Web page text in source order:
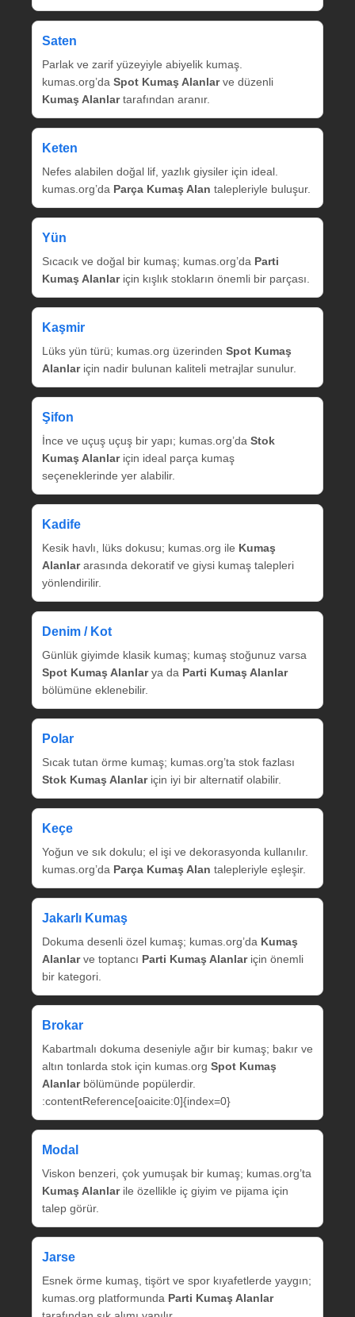
Saten
Parlak ve zarif yüzeyiyle abiyelik kumaş.
kumas.org’da Spot Kumaş Alanlarve düzenli
Kumaş Alanlartarafından aranır.
Keten
Nefes alabilen doğal lif, yazlık giysiler için ideal.
kumas.org’da Parça Kumaş Alan talepleriyle buluşur.
Yün
Sıcacık ve doğal bir kumaş; kumas.org’da Parti
Kumaş Alanlariçin kışlık stokların önemli bir parçası.
Kaşmir
Lüks yün türü; kumas.org üzerinden Spot Kumaş
Alanlariçin nadir bulunan kaliteli metrajlar sunulur.
Şifon
İnce ve uçuş uçuş bir yapı; kumas.org’da Stok
Kumaş Alanlariçin ideal parça kumaş
seçeneklerinde yer alabilir.
Kadife
Kesik havlı, lüks dokusu; kumas.org ile Kumaş
Alanlararasında dekoratif ve giysi kumaş talepleri
yönlendirilir.
Denim / Kot
Günlük giyimde klasik kumaş; kumaş stoğunuz varsa
Spot Kumaş Alanlarya da Parti Kumaş Alanlar
bölümüne eklenebilir.
Polar
Sıcak tutan örme kumaş; kumas.org’ta stok fazlası
Stok Kumaş Alanlariçin iyi bir alternatif olabilir.
Keçe
Yoğun ve sık dokulu; el işi ve dekorasyonda kullanılır.
kumas.org’da Parça Kumaş Alan talepleriyle eşleşir.
Jakarlı Kumaş
Dokuma desenli özel kumaş; kumas.org’da Kumaş
Alanlarve toptancı Parti Kumaş Alanlariçin önemli
bir kategori.
Brokar
Kabartmalı dokuma deseniyle ağır bir kumaş; bakır ve
altın tonlarda stok için kumas.org Spot Kumaş
Alanlarbölümünde popülerdir.
:contentReference[oaicite:0]{index=0}
Modal
Viskon benzeri, çok yumuşak bir kumaş; kumas.org’ta
Kumaş Alanlarile özellikle iç giyim ve pijama için
talep görür.
Jarse
Esnek örme kumaş, tişört ve spor kıyafetlerde yaygın;
kumas.org platformunda Parti Kumaş Alanlar